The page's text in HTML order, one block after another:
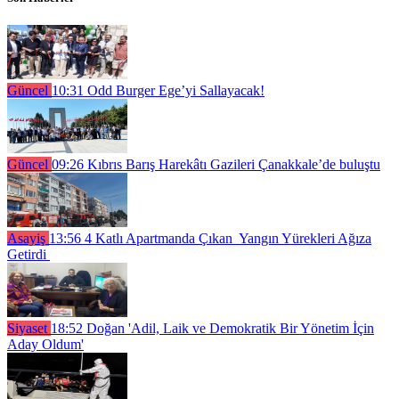
Güncel 10:31 Odd Burger Ege’yi Sallayacak!
Güncel 09:26 Kıbrıs Barış Harekâtı Gazileri Çanakkale’de buluştu
Asayiş 13:56 4 Katlı Apartmanda Çıkan Yangın Yürekleri Ağıza
Getirdi
Siyaset 18:52 Doğan 'Adil, Laik ve Demokratik Bir Yönetim İçin
Aday Oldum'